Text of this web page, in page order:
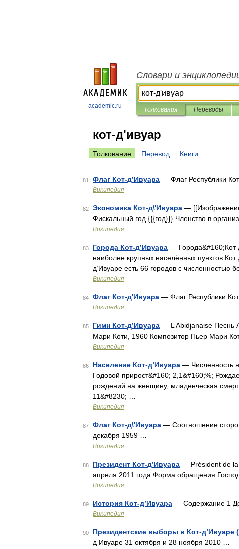
academic.ru
Словари и
Толкования Переводы
кот-д'ивуар
Толкование Перевод Книги
81 Флаг Кот-д’Ивуара — Флаг Республики
Википедия
82 Экономика Кот-д\'Ивуара —
Фискальный год {{{год}}} Членство в
Википедия
83 Города Кот-д’Ивуара — Города&#160;Кот
наиболее крупных населённых пунктов
д’Ивуаре есть 66 городов с численностью
Википедия
84 Флаг Кот-д'Ивуара — Флаг Республики
Википедия
85 Гимн Кот-д’Ивуара — L Abidjanaise Песнь
Мари Коти, 1960 Композитор Пьер Мари
Википедия
86 Население Кот-д’Ивуара — Численность
Годовой прирост&#160; 2,1&#160;%;
рождений на женщину, младенческая
11&#8230; …
Википедия
87 Флаг Кот-д\'Ивуара — Соотношение
декабря 1959 …
Википедия
88 Президент Кот-д’Ивуара — Président de la
апреля 2011 года Форма обращения
Википедия
89 История Кот-д’Ивуара — Содержание 1
Википедия
90 Президентские выборы в Кот-д’Ивуаре
д Ивуаре 31 октября и 28 ноября 2010 …